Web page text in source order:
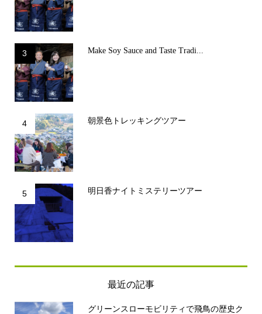
3 Make Soy Sauce and Taste Tradi...
4 朝景色トレッキングツアー
5 明日香ナイトミステリーツアー
最近の記事
グリーンスローモビリティで飛鳥の歴史ク